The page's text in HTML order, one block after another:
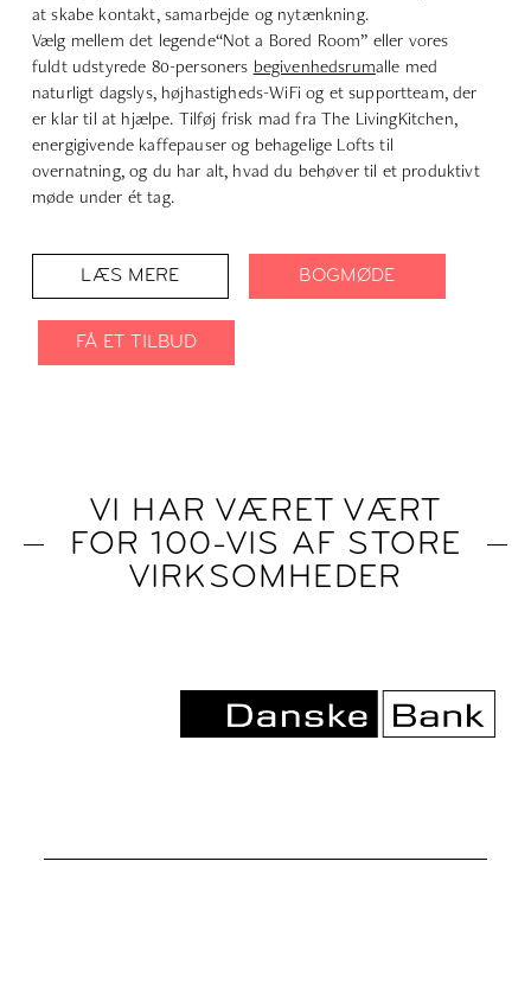
at skabe kontakt, samarbejde og nytænkning.
Vælg mellem det legende“Not a Bored Room” eller vores
fuldt udstyrede 80-personers begivenhedsrumalle med
naturligt dagslys, højhastigheds-WiFi og et supportteam, der
er klar til at hjælpe. Tilføj frisk mad fra The LivingKitchen,
energigivende kaffepauser og behagelige Lofts til
overnatning, og du har alt, hvad du behøver til et produktivt
møde under ét tag.
LÆS MERE BOGMØDE
FÅ ET TILBUD
VI HAR VÆRET VÆRT
FOR 100-VIS AF STORE
VIRKSOMHEDER